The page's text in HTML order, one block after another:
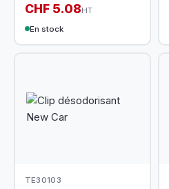
CHF 5.08HT
En stock
TE30103